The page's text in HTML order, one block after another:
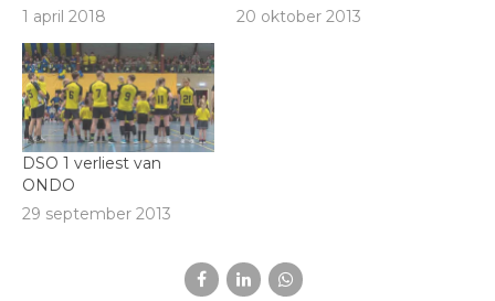
1 april 2018
20 oktober 2013
DSO 1 verliest van
ONDO
29 september 2013